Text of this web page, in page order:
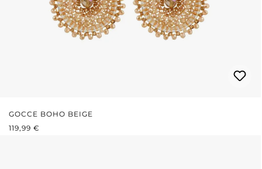
GOCCE BOHO BEIGE
PREZZO NORMALE:
119,99 €